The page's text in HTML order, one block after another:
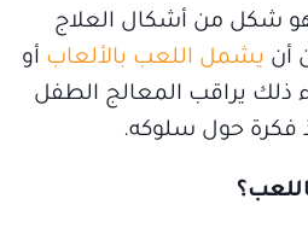
هو شكل من أشكال العلاج
أن يشمل اللعب بالألعاب أو
ذلك يراقب المعالج الطفل
فكرة حول سلوكه.